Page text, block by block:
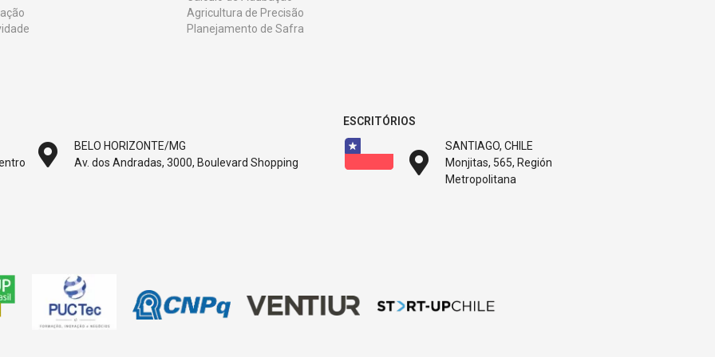
Agricultura de Precisão
Planejamento de Safra
BELO HORIZONTE/MG
Av. dos Andradas, 3000, Boulevard Shopping
ESCRITÓRIOS
SANTIAGO, CHILE
Monjitas, 565, Región
Metropolitana